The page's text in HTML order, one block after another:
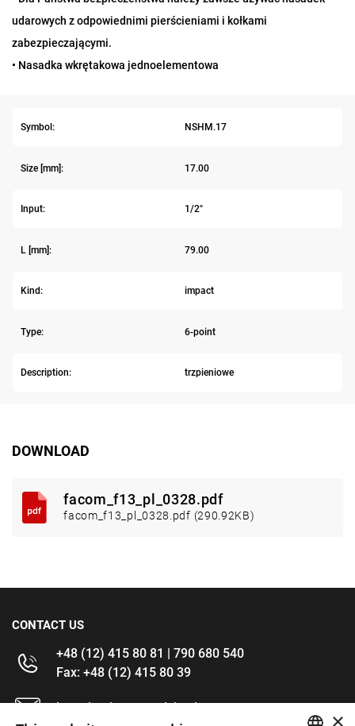
udarowych z odpowiednimi pierścieniami i kołkami
zabezpieczającymi.
• Nasadka wkrętakowa jednoelementowa
Symbol: NSHM.17
Size [mm]: 17.00
Input: 1/2"
L [mm]: 79.00
Kind: impact
Type: 6-point
Description: trzpieniowe
DOWNLOAD
facom_f13_pl_0328.pdf
facom_f13_pl_0328.pdf (290.92KB)
CONTACT US
+48 (12) 415 80 81 | 790 680 540
Fax: +48 (12) 415 80 39
kontakt@im-narzedzia.pl
×